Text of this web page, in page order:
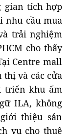
gian tích hợp
nhu cầu mua
trải nghiệm
cho thấy
Centre mall
thị và các cửa
triển khu ẩm
ILA, không
thiệu sản
vụ cho thuê